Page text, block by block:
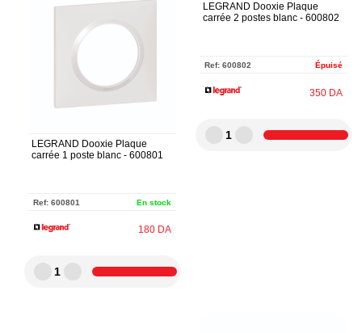
LEGRAND Dooxie Plaque
carrée 1 poste blanc - 600801
Ref: 600801 En stock
180 DA
1
LEGRAND Dooxie Plaque
carrée 2 postes blanc - 600802
Ref: 600802 Épuisé
350 DA
1